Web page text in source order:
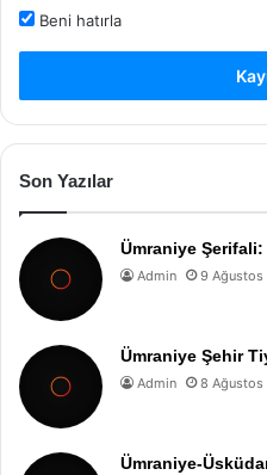
Beni hatırla
Son Yazılar
Ümraniye
Admin 9 Ağustos
Ümraniye Şehir
Admin 8 Ağustos
Ümraniye-